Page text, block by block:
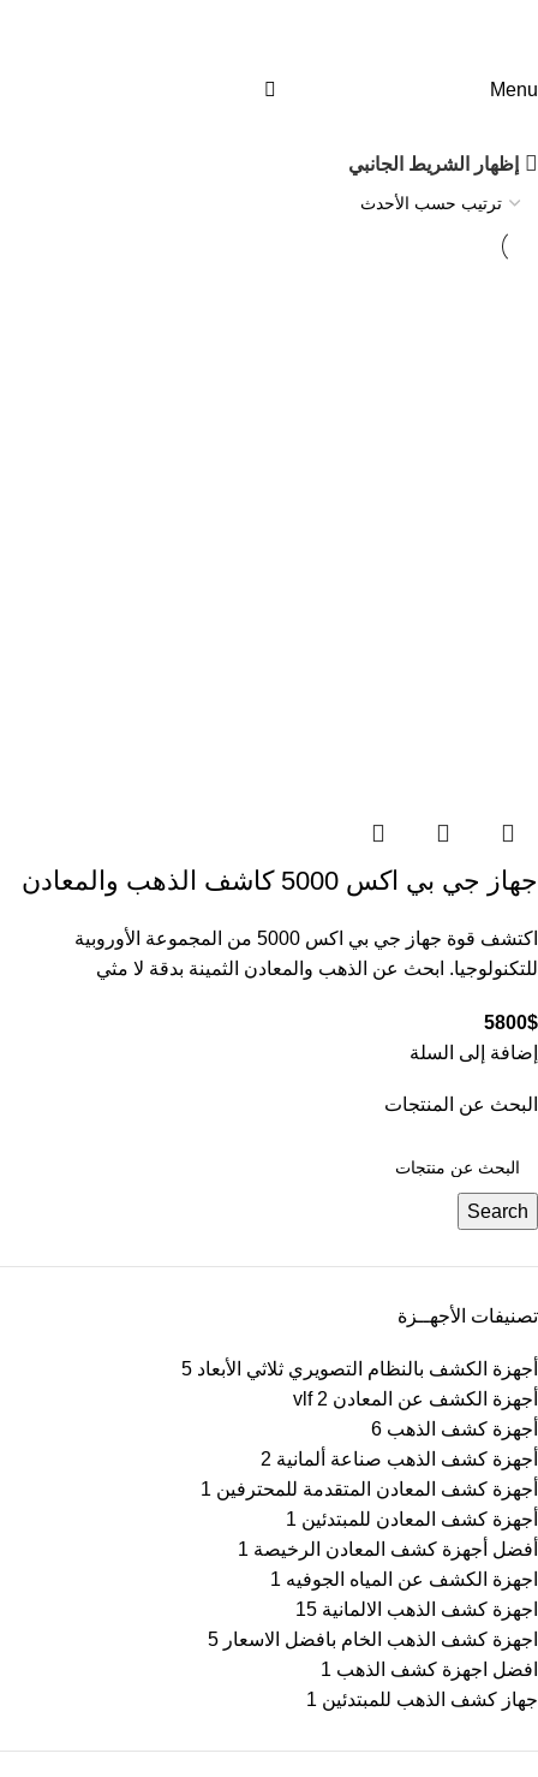
Menu
إظهار الشريط الجانبي
جهاز جي بي اكس 5000 كاشف الذهب والمعادن
اكتشف قوة جهاز جي بي اكس 5000 من المجموعة الأوروبية
للتكنولوجيا. ابحث عن الذهب والمعادن الثمينة بدقة لا مثي
5800$
إضافة إلى السلة
البحث عن المنتجات
Search
تصنيفات الأجهــزة
أجهزة الكشف بالنظام التصويري ثلاثي الأبعاد 5
أجهزة الكشف عن المعادن vlf 2
أجهزة كشف الذهب 6
أجهزة كشف الذهب صناعة ألمانية 2
أجهزة كشف المعادن المتقدمة للمحترفين 1
أجهزة كشف المعادن للمبتدئين 1
أفضل أجهزة كشف المعادن الرخيصة 1
اجهزة الكشف عن المياه الجوفيه 1
اجهزة كشف الذهب الالمانية 15
اجهزة كشف الذهب الخام بافضل الاسعار 5
افضل اجهزة كشف الذهب 1
جهاز كشف الذهب للمبتدئين 1